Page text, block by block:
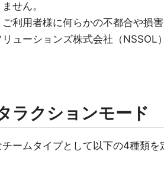
せん。
利用者様に何らかの不都合や損
ューションズ株式会社（NSSOL
ラクションモード
ームタイプとして以下の4種類を